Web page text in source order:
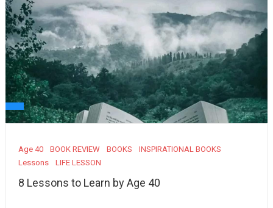
Age 40 BOOK REVIEW BOOKS
INSPIRATIONAL BOOKS
Lessons
LIFE LESSON
8 Lessons to Learn by Age 40